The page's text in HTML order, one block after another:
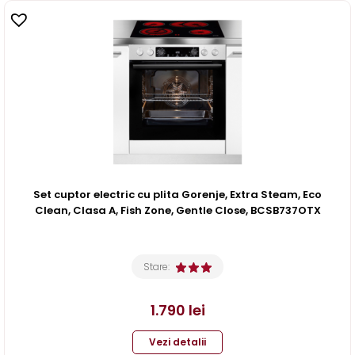
Set cuptor electric cu plita Gorenje, Extra Steam, Eco
Clean, Clasa A, Fish Zone, Gentle Close, BCSB737OTX
Stare:
1.790 lei
Vezi detalii